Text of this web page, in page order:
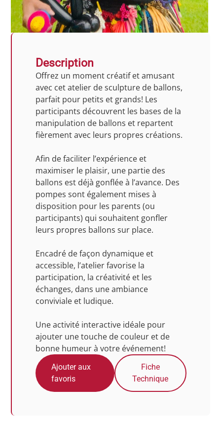
Description
Offrez un moment créatif et amusant
avec cet atelier de sculpture de ballons,
parfait pour petits et grands! Les
participants découvrent les bases de la
manipulation de ballons et repartent
fièrement avec leurs propres créations.
Afin de faciliter l’expérience et
maximiser le plaisir, une partie des
ballons est déjà gonflée à l’avance. Des
pompes sont également mises à
disposition pour les parents (ou
participants) qui souhaitent gonfler
leurs propres ballons sur place.
Encadré de façon dynamique et
accessible, l’atelier favorise la
participation, la créativité et les
échanges, dans une ambiance
conviviale et ludique.
Une activité interactive idéale pour
ajouter une touche de couleur et de
bonne humeur à votre événement!
Ajouter aux
favoris
Fiche
Technique